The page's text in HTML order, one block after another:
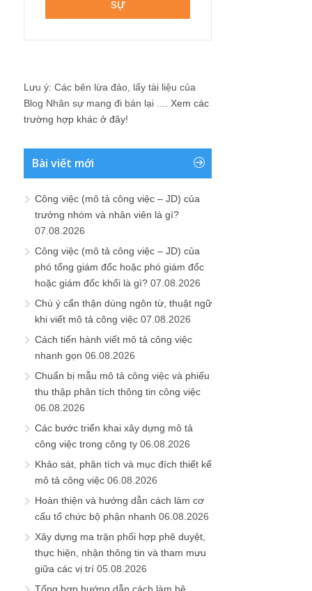
Lưu ý: Các bên lừa đảo, lấy tài liệu của
Blog Nhân sự mang đi bán lại .... Xem các
trường hợp khác ở đây!
Bài viết mới
Công việc (mô tả công việc – JD) của
trưởng nhóm và nhân viên là gì?
07.08.2026
Công việc (mô tả công việc – JD) của
phó tổng giám đốc hoặc phó giám đốc
hoặc giám đốc khối là gì? 07.08.2026
Chú ý cẩn thận dùng ngôn từ, thuật ngữ
khi viết mô tả công việc 07.08.2026
Cách tiến hành viết mô tả công việc
nhanh gọn 06.08.2026
Chuẩn bị mẫu mô tả công việc và phiếu
thu thập phân tích thông tin công việc
06.08.2026
Các bước triển khai xây dựng mô tả
công việc trong công ty 06.08.2026
Khảo sát, phân tích và mục đích thiết kế
mô tả công việc 06.08.2026
Hoàn thiện và hướng dẫn cách làm cơ
cấu tổ chức bộ phận nhanh 06.08.2026
Xây dựng ma trận phối hợp phê duyệt,
thực hiện, nhận thông tin và tham mưu
giữa các vị trí 05.08.2026